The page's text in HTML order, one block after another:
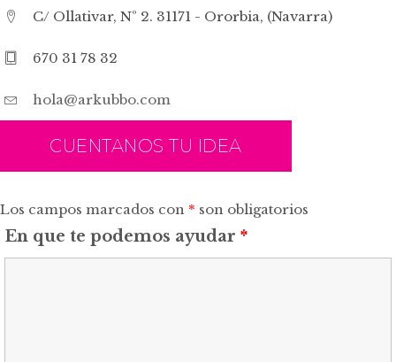
C/ Ollativar, Nº 2. 31171 - Ororbia, (Navarra)
670 31 78 32
hola@arkubbo.com
CUENTANOS TU IDEA
Los campos marcados con * son obligatorios
En que te podemos ayudar *